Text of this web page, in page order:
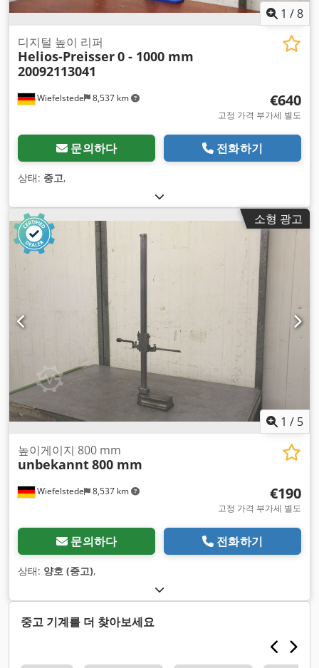
1 /8
Wiefelstede 8,537 km
디지털 높이 리퍼
Helios-Preisser0 - 1000 mm
20092113041
€640
고정 가격 부가세 별도
문의하다 전화하기
상태: 중고,
소형 광고
1 / 5
Wiefelstede 8,537 km
높이게이지 800 mm
unbekannt800 mm
€190
고정 가격 부가세 별도
문의하다 전화하기
상태: 양호 (중고),
중고 기계를 더 찾아보세요